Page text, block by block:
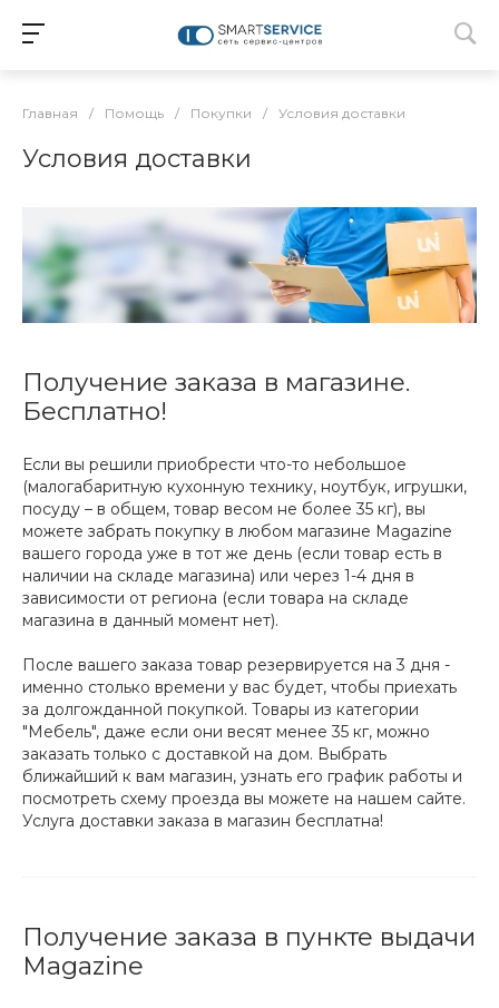
Главная / Помощь / Покупки / Условия доставки
Условия доставки
Получение заказа в магазине.
Бесплатно!
Если вы решили приобрести что-то небольшое
(малогабаритную кухонную технику, ноутбук, игрушки,
посуду – в общем, товар весом не более 35 кг), вы
можете забрать покупку в любом магазине Magazine
вашего города уже в тот же день (если товар есть в
наличии на складе магазина) или через 1-4 дня в
зависимости от региона (если товара на складе
магазина в данный момент нет).
После вашего заказа товар резервируется на 3 дня -
именно столько времени у вас будет, чтобы приехать
за долгожданной покупкой. Товары из категории
"Мебель", даже если они весят менее 35 кг, можно
заказать только с доставкой на дом. Выбрать
ближайший к вам магазин, узнать его график работы и
посмотреть схему проезда вы можете на нашем сайте.
Услуга доставки заказа в магазин бесплатна!
Получение заказа в пункте выдачи
Magazine